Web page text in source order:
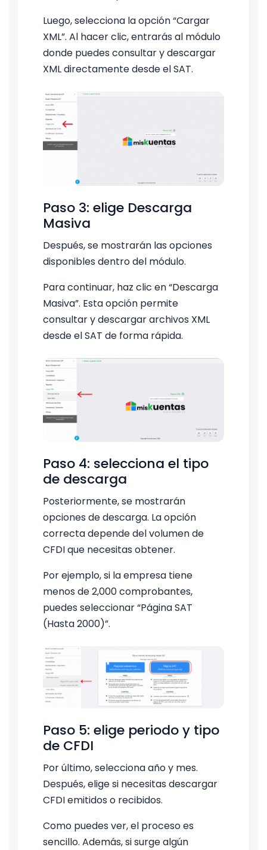
Luego, selecciona la opción “Cargar
XML”. Al hacer clic, entrarás al módulo
donde puedes consultar y descargar
XML directamente desde el SAT.
Paso 3: elige Descarga
Masiva
Después, se mostrarán las opciones
disponibles dentro del módulo.
Para continuar, haz clic en “Descarga
Masiva”. Esta opción permite
consultar y descargar archivos XML
desde el SAT de forma rápida.
Paso 4: selecciona el tipo
de descarga
Posteriormente, se mostrarán
opciones de descarga. La opción
correcta depende del volumen de
CFDI que necesitas obtener.
Por ejemplo, si la empresa tiene
menos de 2,000 comprobantes,
puedes seleccionar “Página SAT
(Hasta 2000)”.
Paso 5: elige periodo y tipo
de CFDI
Por último, selecciona año y mes.
Después, elige si necesitas descargar
CFDI emitidos o recibidos.
Como puedes ver, el proceso es
sencillo. Además, si surge algún